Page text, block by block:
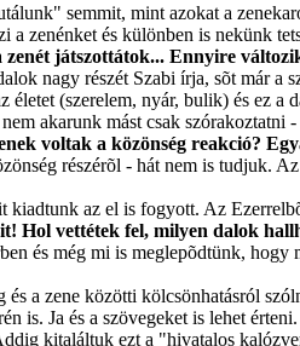
semmit, mint azokat a
zenénket és különben is nekünk
játszottátok... Ennyire
nagy részét Szabi írja, sõt már
(szerelem, nyár, bulik) és ez
akarunk mást csak szórakoztatni
voltak a közönség reakció?
részérõl - hát nem is tudjuk.
az el is fogyott. Az
Hol vettétek fel, milyen dalok
és még mi is meglepõdtünk, hogy
és a zene közötti kölcsönhatásról
is. Ja és a szövegeket is lehet
kitaláltuk ezt a "hivatalos